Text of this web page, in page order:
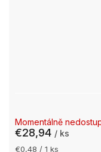
Momentálně
€28,94 / ks
Jednotková
€0,48 / 1 ks